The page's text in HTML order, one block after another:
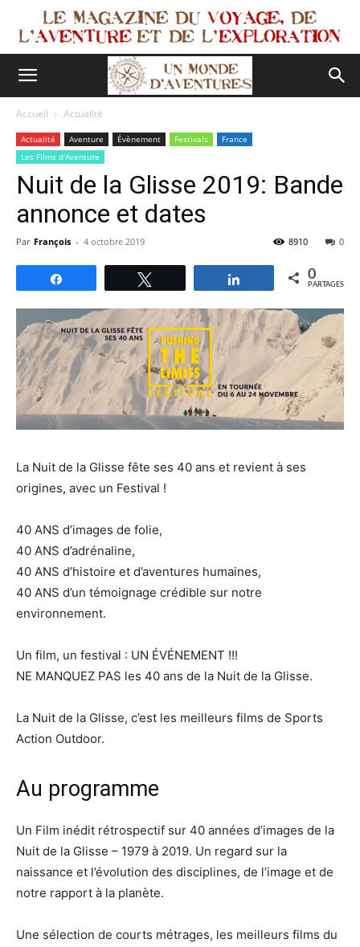
Accueil Actualité
Actualité Aventure Évènement Festivals
France
Les Films d'Aventure
Nuit de la Glisse 2019: Bande
annonce et dates
Par François - 4 octobre 2019 0
8910
Partagez 0
PARTAGES
La Nuit de la Glisse fête ses 40 ans et revient à ses
origines, avec un Festival !
40 ANS d’images de folie,
40 ANS d’adrénaline,
40 ANS d’histoire et d’aventures humaines,
40 ANS d’un témoignage crédible sur notre
environnement.
Un film, un festival : UN ÉVÉNEMENT !!!
NE MANQUEZ PAS les 40 ans de la Nuit de la Glisse.
La Nuit de la Glisse, c’est les meilleurs films de Sports
Action Outdoor.
Au programme
Un Film inédit rétrospectif sur 40 années d’images de la
Nuit de la Glisse – 1979 à 2019. Un regard sur la
naissance et l’évolution des disciplines, de l’image et de
notre rapport à la planète.
Une sélection de courts métrages, les meilleurs films du